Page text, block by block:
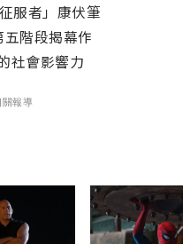
服者」康伏筆
階段揭幕作
社會影響力
報導